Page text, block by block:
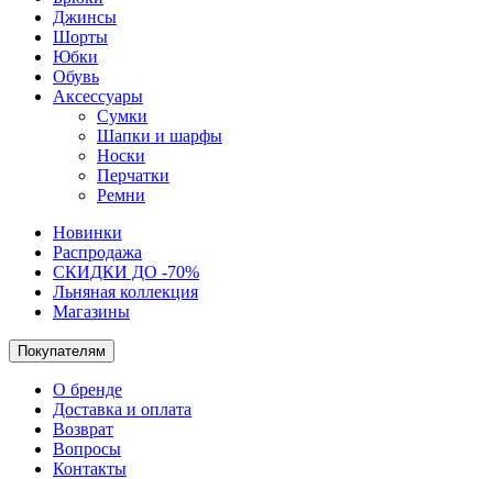
Джинсы
Шорты
Юбки
Обувь
Аксессуары
Сумки
Шапки и шарфы
Носки
Перчатки
Ремни
Новинки
Распродажа
СКИДКИ ДО -70%
Льняная коллекция
Магазины
Покупателям
О бренде
Доставка и оплата
Возврат
Вопросы
Контакты